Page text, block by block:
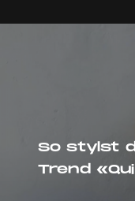
So stylst
Trend